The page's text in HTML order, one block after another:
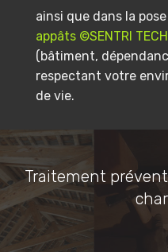
ainsi que dans la
appâts ©SENTRI TECH
(bâtiment,
respectant votre
de vie.
Traitement